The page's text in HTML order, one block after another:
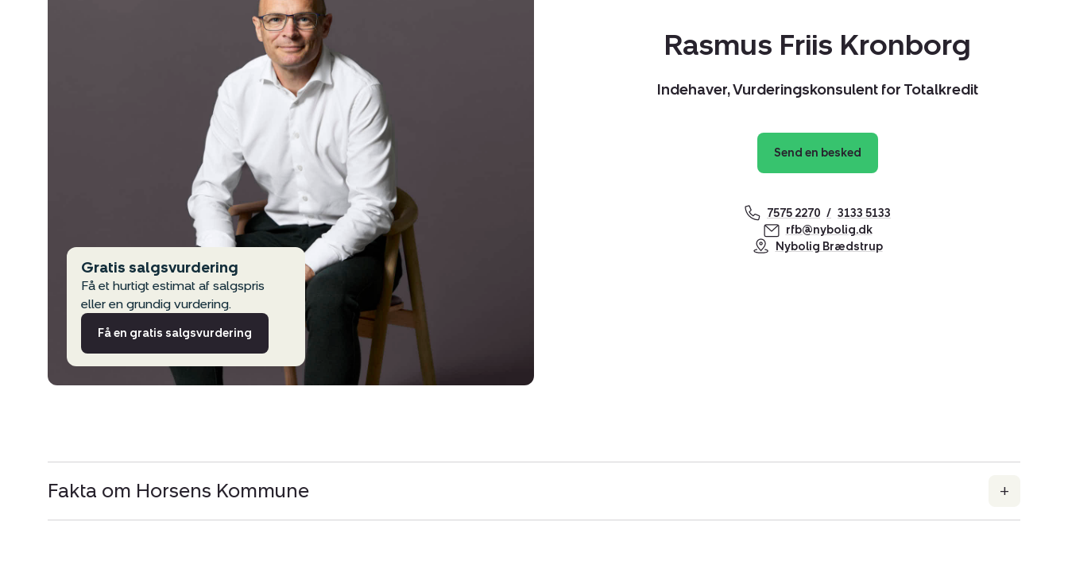
Gratis salgsvurdering
Få et hurtigt estimat af salgspris
eller en grundig vurdering.
Få en gratis salgsvurdering
Rasmus Friis Kronborg
Indehaver, Vurderingskonsulent for Totalkredit
Send en besked
7575 2270
3133 5133
rfb@nybolig.dk
Nybolig Brædstrup
Fakta om Horsens Kommune